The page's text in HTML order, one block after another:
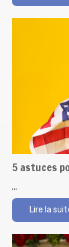
5 astuces
...
Lire la